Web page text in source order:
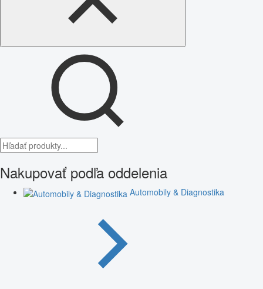
Nakupovať podľa oddelenia
Automobily & Diagnostika